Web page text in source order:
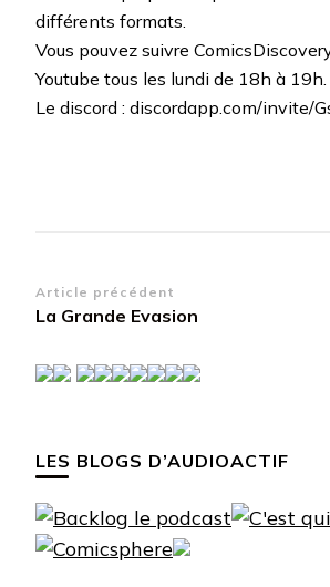
différents formats.
Vous pouvez suivre
Youtube tous les lundi de 18h à 19h.
Le discord : discordapp.com/invite/
Navigation
d’article
Article précédent
La Grande Evasion
LES BLOGS D’AUDIOACTIF